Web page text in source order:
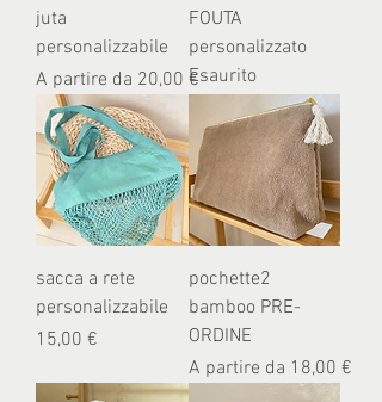
juta
personalizzabile
A partire da 20,00 €
Prezzo scontato
FOUTA
personalizzato
Esaurito
sacca a rete
personalizzabile
Prezzo
15,00 €
pochette2
bamboo PRE-
ORDINE
A partire da 18,00 €
Prezzo scontato